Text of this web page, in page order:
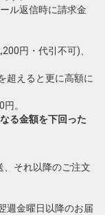
ル返信時に請求金
円・代引不可)、
超えると更に高額に
。
る金額を下回った
、それ以降のご注文
週金曜日以降のお届